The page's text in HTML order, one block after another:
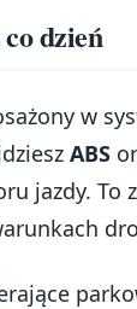
dzień
w
ABS
jazdy. To